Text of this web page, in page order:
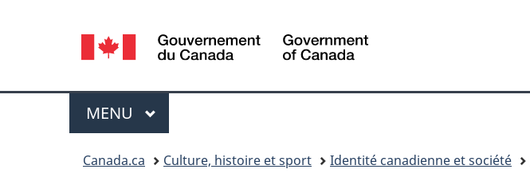
Sélection
de
la
langue
Canada
Menu
MENU PRINCIPAL
Canada.ca Culture, histoire et sport Identité canadienne et société